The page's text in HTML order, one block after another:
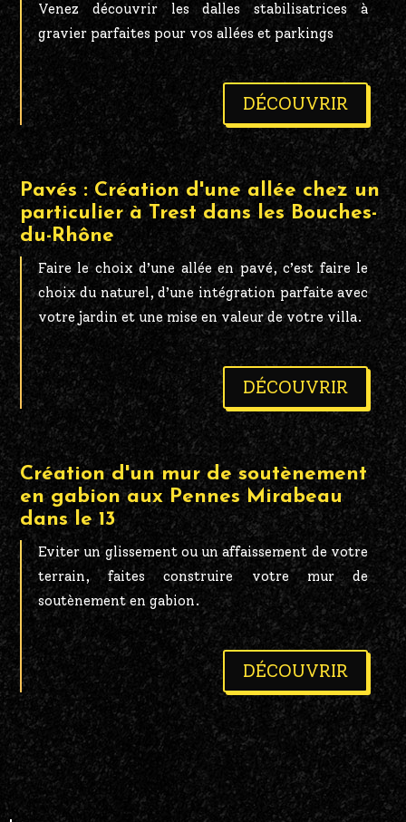
Venez découvrir les dalles stabilisatrices à
gravier parfaites pour vos allées et parkings
DÉCOUVRIR
Pavés : Création d'une allée chez un
particulier à Trest dans les Bouches-
du-Rhône
Faire le choix d’une allée en pavé, c’est faire le
choix du naturel, d’une intégration parfaite avec
votre jardin et une mise en valeur de votre villa.
DÉCOUVRIR
Création d'un mur de soutènement
en gabion aux Pennes Mirabeau
dans le 13
Eviter un glissement ou un affaissement de votre
terrain, faites construire votre mur de
soutènement en gabion.
DÉCOUVRIR